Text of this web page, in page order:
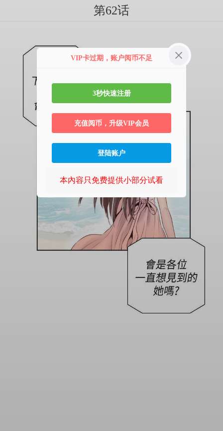
第62话
VIP卡过期，账户阅币不足
3秒快速注册
充值阅币，升级VIP会员
登陆账户
本內容只免费提供小部分试看